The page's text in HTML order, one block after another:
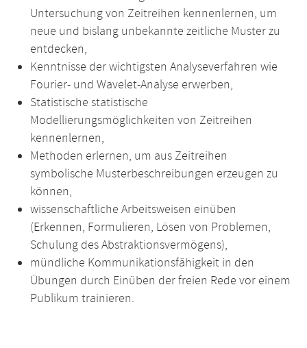
Untersuchung von Zeitreihen kennenlernen, um
neue und bislang unbekannte zeitliche Muster zu
entdecken,
Kenntnisse der wichtigsten Analyseverfahren wie
Fourier- und Wavelet-Analyse erwerben,
Statistische statistische
Modellierungsmöglichkeiten von Zeitreihen
kennenlernen,
Methoden erlernen, um aus Zeitreihen
symbolische Musterbeschreibungen erzeugen zu
können,
wissenschaftliche Arbeitsweisen einüben
(Erkennen, Formulieren, Lösen von Problemen,
Schulung des Abstraktionsvermögens),
mündliche Kommunikationsfähigkeit in den
Übungen durch Einüben der freien Rede vor einem
Publikum trainieren.